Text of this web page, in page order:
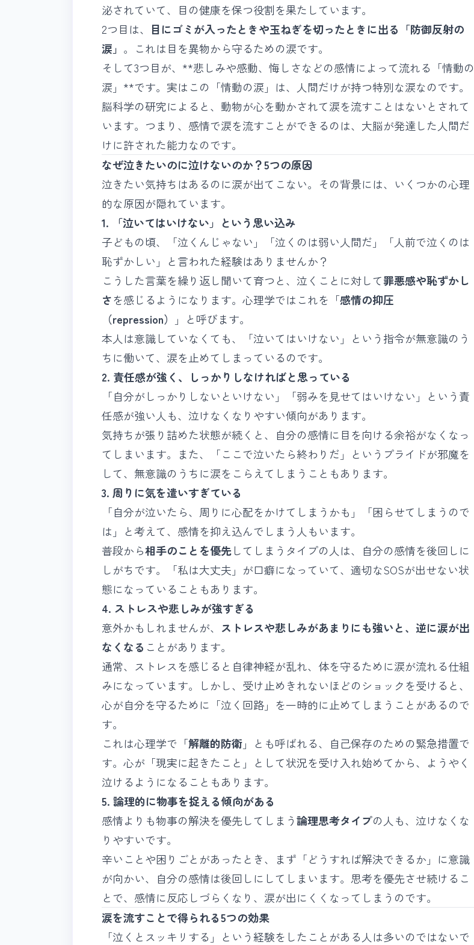
泌されていて、目の健康を保つ役割を果たしています。
2つ目は、
目にゴミが入ったときや玉ねぎを切ったときに出る「防御反射の
涙」 。これは目を異物から守るための涙です。
そして3つ目が、**悲しみや感動、悔しさなどの感情によって流れる「情動の
涙」**です。実はこの「情動の涙」は、人間だけが持つ特別な涙なのです。
脳科学の研究によると、動物が心を動かされて涙を流すことはないとされて
います。つまり、感情で涙を流すことができるのは、大脳が発達した人間だ
けに許された能力なのです。
なぜ泣きたいのに泣けないのか？5つの原因
泣きたい気持ちはあるのに涙が出てこない。その背景には、いくつかの心理
的な原因が隠れています。
1. 「泣いてはいけない」という思い込み
子どもの頃、「泣くんじゃない」「泣くのは弱い人間だ」「人前で泣くのは
恥ずかしい」と言われた経験はありませんか？
こうした言葉を繰り返し聞いて育つと、泣くことに対して罪悪感や恥ずかし
さを感じるようになります。心理学ではこれを「感情の抑圧
（repression）
」と呼びます。
本人は意識していなくても、「泣いてはいけない」という指令が無意識のう
ちに働いて、涙を止めてしまっているのです。
2. 責任感が強く、しっかりしなければと思っている
「自分がしっかりしないといけない」「弱みを見せてはいけない」という責
任感が強い人も、泣けなくなりやすい傾向があります。
気持ちが張り詰めた状態が続くと、自分の感情に目を向ける余裕がなくなっ
てしまいます。また、「ここで泣いたら終わりだ」というプライドが邪魔を
して、無意識のうちに涙をこらえてしまうこともあります。
3. 周りに気を遣いすぎている
「自分が泣いたら、周りに心配をかけてしまうかも」「困らせてしまうので
は」と考えて、感情を抑え込んでしまう人もいます。
普段から相手のことを優先してしまうタイプの人は、自分の感情を後回しに
しがちです。「私は大丈夫」が口癖になっていて、適切なSOSが出せない状
態になっていることもあります。
4. ストレスや悲しみが強すぎる
意外かもしれませんが、 ストレスや悲しみがあまりにも強いと、逆に涙が出
なくなる ことがあります。
通常、ストレスを感じると自律神経が乱れ、体を守るために涙が流れる仕組
みになっています。しかし、受け止めきれないほどのショックを受けると、
心が自分を守るために「泣く回路」を一時的に止めてしまうことがあるので
す。
これは心理学で「解離的防衛」とも呼ばれる、自己保存のための緊急措置で
す。心が「現実に起きたこと」として状況を受け入れ始めてから、ようやく
泣けるようになることもあります。
5. 論理的に物事を捉える傾向がある
感情よりも物事の解決を優先してしまう論理思考タイプの人も、泣けなくな
りやすいです。
辛いことや困りごとがあったとき、まず「どうすれば解決できるか」に意識
が向かい、自分の感情は後回しにしてしまいます。思考を優先させ続けるこ
とで、感情に反応しづらくなり、涙が出にくくなってしまうのです。
涙を流すことで得られる5つの効果
「泣くとスッキリする」という経験をしたことがある人は多いのではないで